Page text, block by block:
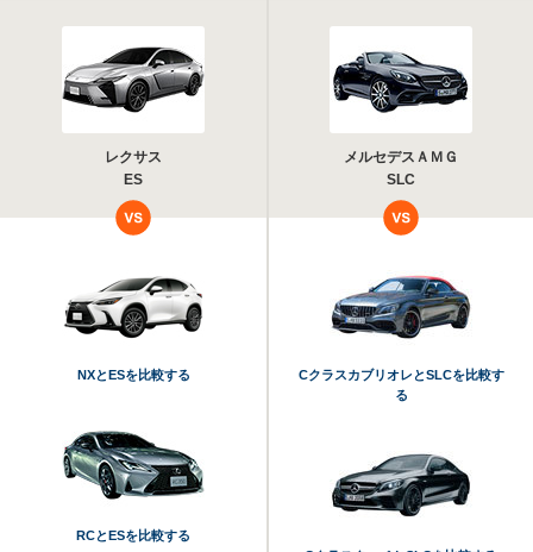
レクサス
ES
メルセデスＡＭＧ
SLC
NXとESを比較する
RCとESを比較する
CクラスカブリオレとSLCを比較す
る